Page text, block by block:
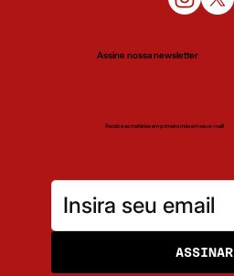
Assine nossa newsletter
Receba as matérias em primeira mão em seu e-mail!
ASSINAR